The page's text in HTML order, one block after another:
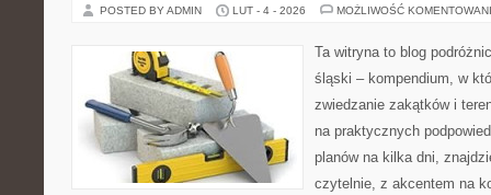
POSTED BY ADMIN LUT - 4 - 2026 MOŻLIWOŚĆ
Ta witryna to blog
śląski – kompendium, w
zwiedzanie zakątków i
na praktycznych
planów na kilka dni,
czytelnie, z akcentem na